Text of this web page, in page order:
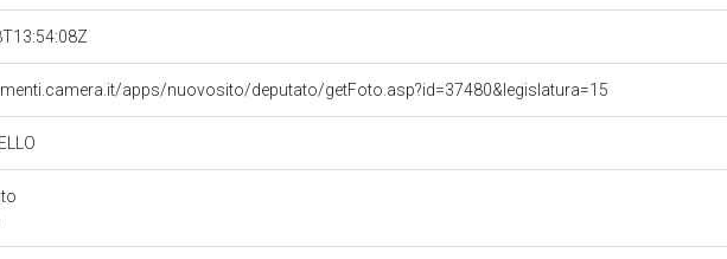
apps/nuovosito/deputato/getFoto.asp?id=37480&legislatura=15